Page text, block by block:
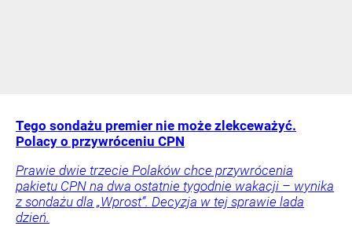
Tego sondażu premier nie może zlekceważyć.
Polacy o przywróceniu CPN
Prawie dwie trzecie Polaków chce przywrócenia
pakietu CPN na dwa ostatnie tygodnie wakacji – wynika
z sondażu dla „Wprost”. Decyzja w tej sprawie lada
dzień.